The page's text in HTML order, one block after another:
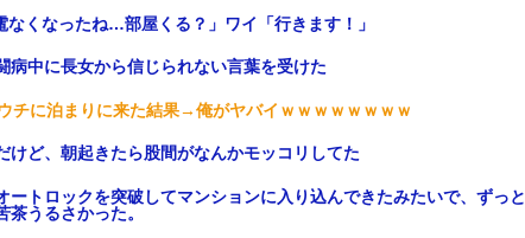
なくなったね…部屋くる？」ワイ「行きます！」
病中に長女から信じられない言葉を受けた
チに泊まりに来た結果→俺がヤバイｗｗｗｗｗｗｗｗ
けど、朝起きたら股間がなんかモッコリしてた
ートロックを突破してマンションに入り込んできたみたいで、ずっと
茶うるさかった。